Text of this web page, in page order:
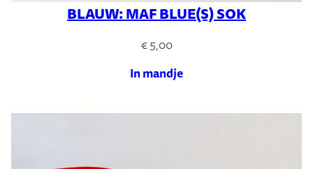
BLAUW: MAF BLUE(S) SOK
€5,00
In mandje